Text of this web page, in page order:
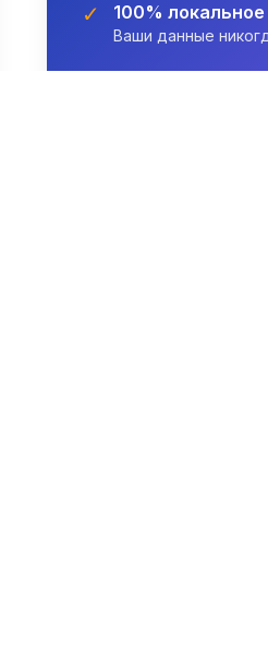
✓ 100%
Ваши данные
✓ Без подписок